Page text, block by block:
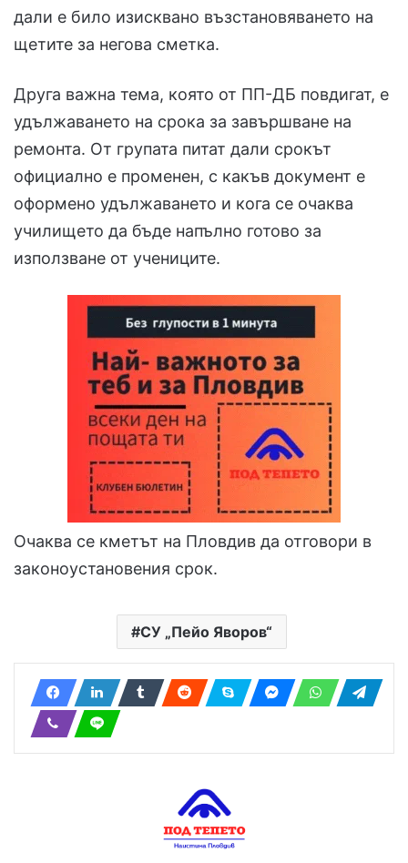
дали е било изисквано възстановяването на
щетите за негова сметка.
Друга важна тема, която от ПП-ДБ повдигат, е
удължаването на срока за завършване на
ремонта. От групата питат дали срокът
официално е променен, с какъв документ е
оформено удължаването и кога се очаква
училището да бъде напълно готово за
използване от учениците.
Очаква се кметът на Пловдив да отговори в
законоустановения срок.
СУ „Пейо Яворов“